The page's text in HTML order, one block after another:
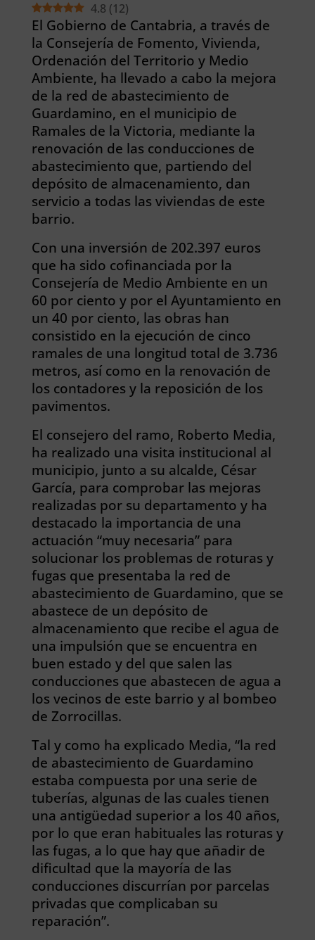
4.8 (12)
El Gobierno de Cantabria, a través de
la Consejería de Fomento, Vivienda,
Ordenación del Territorio y Medio
Ambiente, ha llevado a cabo la mejora
de la red de abastecimiento de
Guardamino, en el municipio de
Ramales de la Victoria, mediante la
renovación de las conducciones de
abastecimiento que, partiendo del
depósito de almacenamiento, dan
servicio a todas las viviendas de este
barrio.
Con una inversión de 202.397 euros
que ha sido cofinanciada por la
Consejería de Medio Ambiente en un
60 por ciento y por el Ayuntamiento en
un 40 por ciento, las obras han
consistido en la ejecución de cinco
ramales de una longitud total de 3.736
metros, así como en la renovación de
los contadores y la reposición de los
pavimentos.
El consejero del ramo, Roberto Media,
ha realizado una visita institucional al
municipio, junto a su alcalde, César
García, para comprobar las mejoras
realizadas por su departamento y ha
destacado la importancia de una
actuación “muy necesaria” para
solucionar los problemas de roturas y
fugas que presentaba la red de
abastecimiento de Guardamino, que se
abastece de un depósito de
almacenamiento que recibe el agua de
una impulsión que se encuentra en
buen estado y del que salen las
conducciones que abastecen de agua a
los vecinos de este barrio y al bombeo
de Zorrocillas.
Tal y como ha explicado Media, “la red
de abastecimiento de Guardamino
estaba compuesta por una serie de
tuberías, algunas de las cuales tienen
una antigüedad superior a los 40 años,
por lo que eran habituales las roturas y
las fugas, a lo que hay que añadir de
dificultad que la mayoría de las
conducciones discurrían por parcelas
privadas que complicaban su
reparación”.